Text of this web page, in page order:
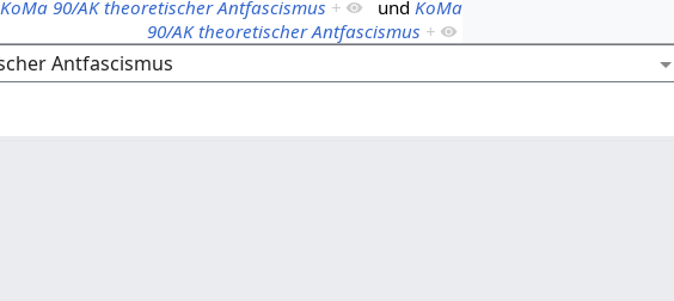
KoMa 90/AK theoretischer Antfascismus + und KoMa
90/AK theoretischer Antfascismus +